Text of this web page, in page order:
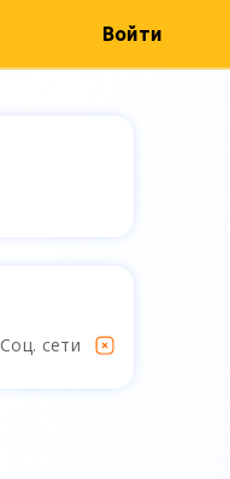
Войти
Соц. сети